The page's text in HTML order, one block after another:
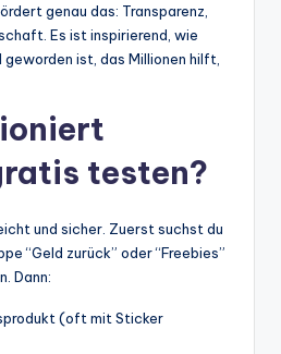
genau das: Transparenz,
Es ist inspirierend, wie
geworden ist, das Millionen hilft,
testen?
und sicher. Zuerst suchst du
“Geld zurück” oder “Freebies”
Dann:
(oft mit Sticker